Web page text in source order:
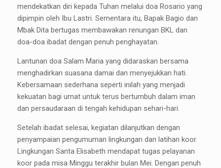
mendekatkan diri kepada Tuhan melalui doa Rosario yang
dipimpin oleh Ibu Lastri. Sementara itu, Bapak Bagio dan
Mbak Dita bertugas membawakan renungan BKL dan
doa-doa ibadat dengan penuh penghayatan.
Lantunan doa Salam Maria yang didaraskan bersama
menghadirkan suasana damai dan menyejukkan hati.
Kebersamaan sederhana seperti inilah yang menjadi
kekuatan bagi umat untuk terus bertumbuh dalam iman
dan persaudaraan di tengah kehidupan sehari-hari.
Setelah ibadat selesai, kegiatan dilanjutkan dengan
penyampaian pengumuman lingkungan dan latihan koor.
Lingkungan Santa Elisabeth mendapat tugas pelayanan
koor pada misa Minggu terakhir bulan Mei. Dengan penuh